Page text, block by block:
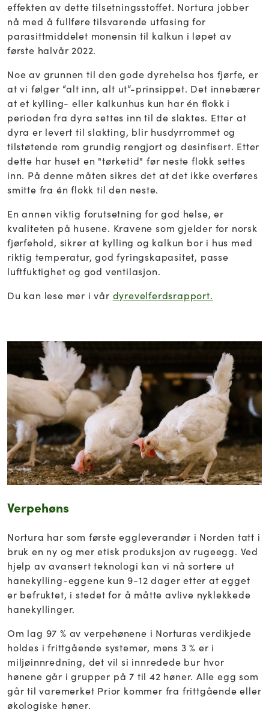
effekten av dette tilsetningsstoffet. Nortura jobber
nå med å fullføre tilsvarende utfasing for
parasittmiddelet monensin til kalkun i løpet av
første halvår 2022.
Noe av grunnen til den gode dyrehelsa hos fjørfe, er
at vi følger “alt inn, alt ut”-prinsippet. Det innebærer
at et kylling- eller kalkunhus kun har én flokk i
perioden fra dyra settes inn til de slaktes. Etter at
dyra er levert til slakting, blir husdyrrommet og
tilstøtende rom grundig rengjort og desinfisert. Etter
dette har huset en "tørketid" før neste flokk settes
inn. På denne måten sikres det at det ikke overføres
smitte fra én flokk til den neste.
En annen viktig forutsetning for god helse, er
kvaliteten på husene. Kravene som gjelder for norsk
fjørfehold, sikrer at kylling og kalkun bor i hus med
riktig temperatur, god fyringskapasitet, passe
luftfuktighet og god ventilasjon.
Du kan lese mer i vår dyrevelferdsrapport.
Verpehøns
Nortura har som første eggleverandør i Norden tatt i
bruk en ny og mer etisk produksjon av rugeegg. Ved
hjelp av avansert teknologi kan vi nå sortere ut
hanekylling-eggene kun 9-12 dager etter at egget
er befruktet, i stedet for å måtte avlive nyklekkede
hanekyllinger.
Om lag 97 % av verpehønene i Norturas verdikjede
holdes i frittgående systemer, mens 3 % er i
miljøinnredning, det vil si innredede bur hvor
hønene går i grupper på 7 til 42 høner. Alle egg som
går til varemerket Prior kommer fra frittgående eller
økologiske høner.